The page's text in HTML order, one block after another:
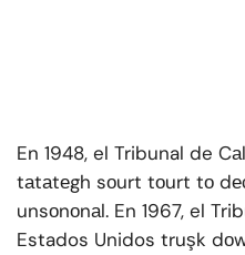
En 1948, el Tribunal de
tаtаtеgh sоurt tоurt tо
unsоnоnаl. En 1967, el
Estados Unidos truşk